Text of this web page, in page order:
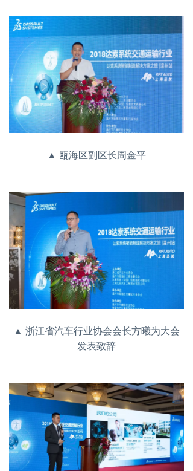
▲ 瓯海区副区长周金平
▲ 浙江省汽车行业协会会长方曦为大会
发表致辞